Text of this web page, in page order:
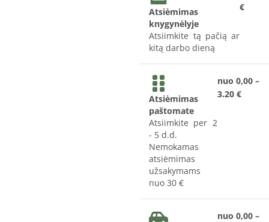
Atsiėmimas
knygynėlyje
Atsiimkite tą pačią ar
kitą darbo dieną
€
Atsiėmimas
paštomate
Atsiimkite per 2
- 5 d.d.
Nemokamas
atsiėmimas
užsakymams
nuo 30 €
nuo 0,00 –
3.20 €
nuo 0,00 –